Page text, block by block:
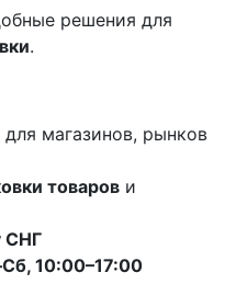
решения для
.
для магазинов, рынков
товаров и
СНГ
10:00–17:00